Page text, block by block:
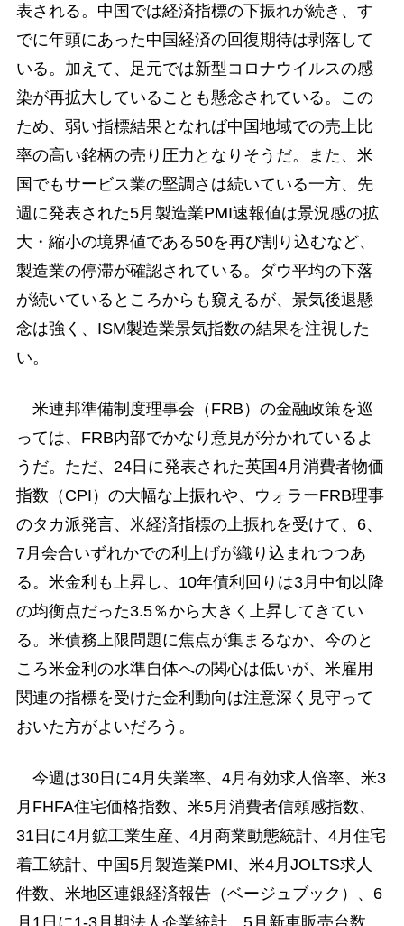
表される。中国では経済指標の下振れが続き、す
でに年頭にあった中国経済の回復期待は剥落して
いる。加えて、足元では新型コロナウイルスの感
染が再拡大していることも懸念されている。この
ため、弱い指標結果となれば中国地域での売上比
率の高い銘柄の売り圧力となりそうだ。また、米
国でもサービス業の堅調さは続いている一方、先
週に発表された5月製造業PMI速報値は景況感の拡
大・縮小の境界値である50を再び割り込むなど、
製造業の停滞が確認されている。ダウ平均の下落
が続いているところからも窺えるが、景気後退懸
念は強く、ISM製造業景気指数の結果を注視した
い。
米連邦準備制度理事会（FRB）の金融政策を巡
っては、FRB内部でかなり意見が分かれているよ
うだ。ただ、24日に発表された英国4月消費者物価
指数（CPI）の大幅な上振れや、ウォラーFRB理事
のタカ派発言、米経済指標の上振れを受けて、6、
7月会合いずれかでの利上げが織り込まれつつあ
る。米金利も上昇し、10年債利回りは3月中旬以降
の均衡点だった3.5％から大きく上昇してきてい
る。米債務上限問題に焦点が集まるなか、今のと
ころ米金利の水準自体への関心は低いが、米雇用
関連の指標を受けた金利動向は注意深く見守って
おいた方がよいだろう。
今週は30日に4月失業率、4月有効求人倍率、米3
月FHFA住宅価格指数、米5月消費者信頼感指数、
31日に4月鉱工業生産、4月商業動態統計、4月住宅
着工統計、中国5月製造業PMI、米4月JOLTS求人
件数、米地区連銀経済報告（ベージュブック）、6
月1日に1-3月期法人企業統計、5月新車販売台数、